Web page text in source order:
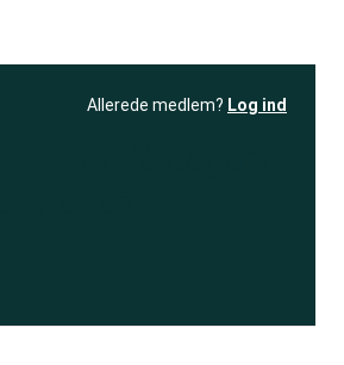
Allerede medlem? Log ind